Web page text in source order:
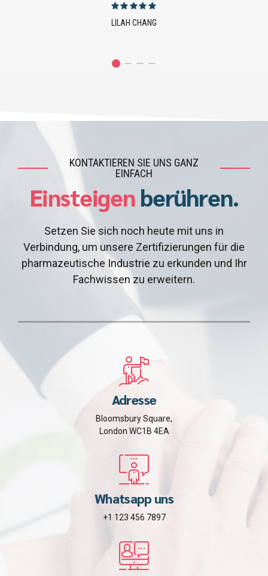
JUSTIN EMERSON
KONTAKTIEREN SIE UNS GANZ
EINFACH
Einsteigen berühren.
Setzen Sie sich noch heute mit uns in
Verbindung, um unsere Zertifizierungen für die
pharmazeutische Industrie zu erkunden und Ihr
Fachwissen zu erweitern.
Adresse
Bloomsbury Square,
London WC1B 4EA
Whatsapp uns
+1 123 456 7897